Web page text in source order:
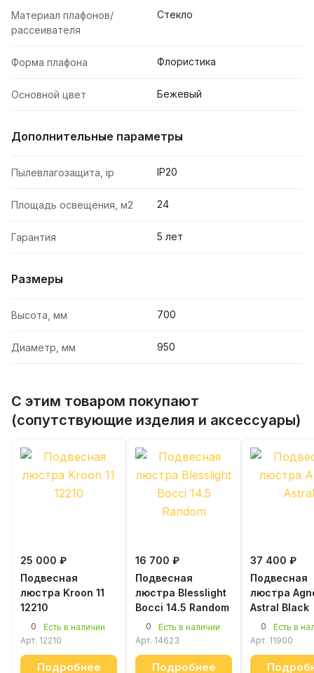
Материал плафонов/
рассеивателя
Стекло
Форма плафона Флористика
Основной цвет Бежевый
Дополнительные параметры
Пылевлагозащита, ip IP20
Площадь освещения, м2 24
Гарантия 5 лет
Размеры
Высота, мм 700
Диаметр, мм 950
С этим товаром покупают
(сопутствующие изделия и аксессуары)
25 000 ₽
Подвесная
люстра Kroon 11
12210
0
Есть в наличии
Арт. 12210
Подробнее
16 700 ₽
Подвесная
люстра Blesslight
Bocci 14.5 Random
0
Есть в наличии
Арт. 14623
Подробнее
37 400 ₽
Подвесная
люстра
Astral Black
0
Есть в
Арт. 11900